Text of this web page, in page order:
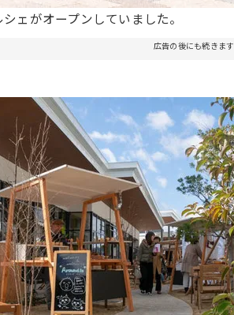
ェがオープンしていました。
広告の後にも続きます